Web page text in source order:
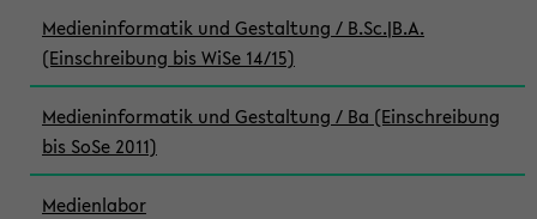
Medieninformatik und Gestaltung / B.Sc.|B.A.
(Einschreibung bis WiSe 14/15)
Medieninformatik und Gestaltung / Ba (Einschreibung
bis SoSe 2011)
Medienlabor